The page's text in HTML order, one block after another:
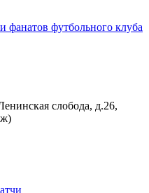
слобода, д.26,